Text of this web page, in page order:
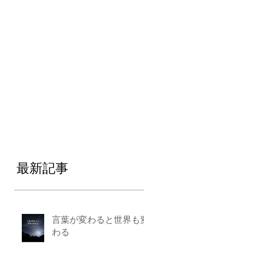
最新記事
言葉が変わると世界も変
わる